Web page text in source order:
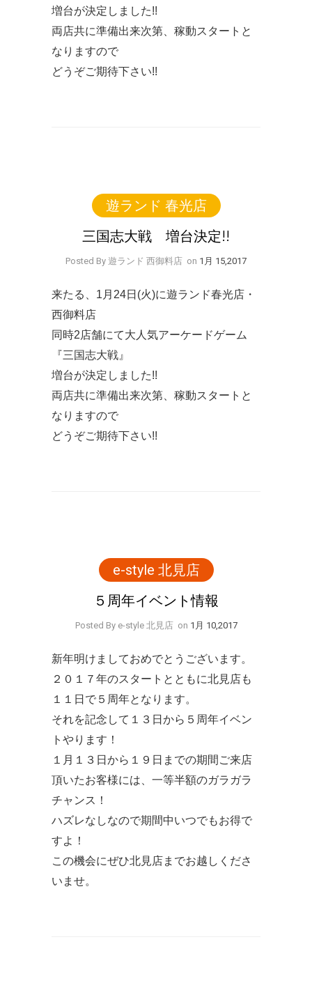
増台が決定しました!!
両店共に準備出来次第、稼動スタートと
なりますので
どうぞご期待下さい!!
遊ランド 春光店
三国志大戦 増台決定!!
Posted By 遊ランド 西御料店 on 1月 15,2017
来たる、1月24日(火)に遊ランド春光店・
西御料店
同時2店舗にて大人気アーケードゲーム
『三国志大戦』
増台が決定しました!!
両店共に準備出来次第、稼動スタートと
なりますので
どうぞご期待下さい!!
e-style 北見店
５周年イベント情報
Posted By e-style 北見店 on 1月 10,2017
新年明けましておめでとうございます。
２０１７年のスタートとともに北見店も
１１日で５周年となります。
それを記念して１３日から５周年イベン
トやります！
１月１３日から１９日までの期間ご来店
頂いたお客様には、一等半額のガラガラ
チャンス！
ハズレなしなので期間中いつでもお得で
すよ！
この機会にぜひ北見店までお越しくださ
いませ。